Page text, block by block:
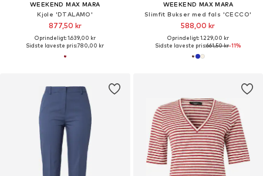
WEEKEND MAX MARA
Kjole 'DTALAMO'
877,50 kr
Oprindeligt: 1.639,00 kr
Sidste laveste pris:780,00 kr
WEEKEND MAX MARA
Slimfit Bukser med fals 'CECCO'
588,00 kr
Oprindeligt: 1.229,00 kr
Sidste laveste pris:661,50 kr-11%